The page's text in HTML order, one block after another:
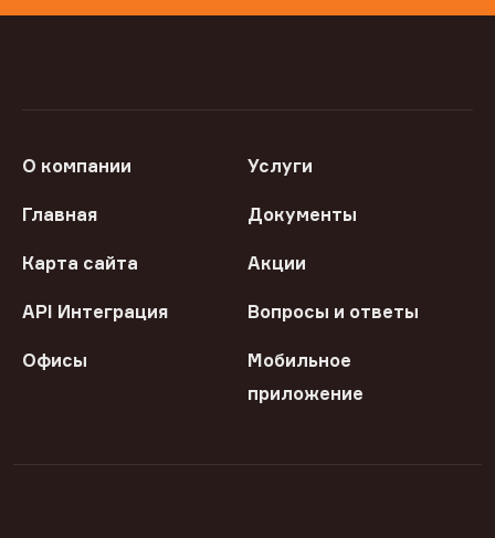
О компании Услуги
Главная Документы
Карта сайта Акции
API Интеграция Вопросы и ответы
Офисы
Мобильное
приложение